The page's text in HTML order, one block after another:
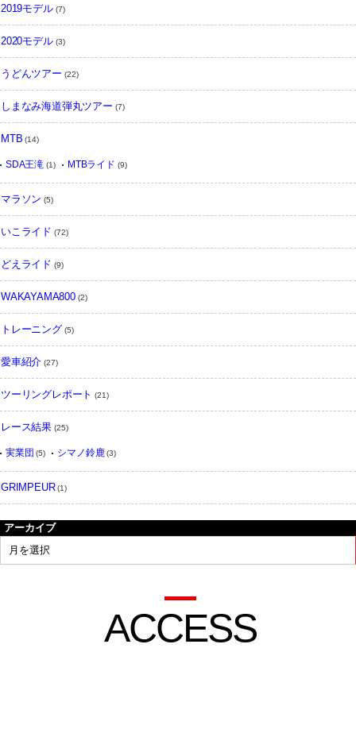
2019モデル(7)
2020モデル(3)
うどんツアー (22)
しまなみ海道弾丸ツアー (7)
MTB (14)
SDA王滝 (1) MTBライド (9)
マラソン (5)
いこライド (72)
どえライド (9)
WAKAYAMA800(2)
トレーニング (5)
愛車紹介 (27)
ツーリングレポート (21)
レース結果 (25)
実業団 (5) シマノ鈴鹿 (3)
GRIMPEUR(1)
アーカイブ
ACCESS